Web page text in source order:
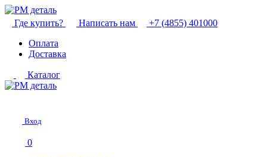
Где купить? Написать нам
+7 (4855) 401000
Оплата
Доставка
Каталог
Вход
0